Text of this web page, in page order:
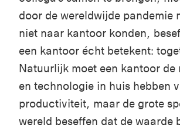
door de wereldwijde pandemie
niet naar kantoor konden,
een kantoor écht betekent:
Natuurlijk moet een kantoor de
en technologie in huis hebben
productiviteit, maar de grote
wereld beseffen dat de waarde